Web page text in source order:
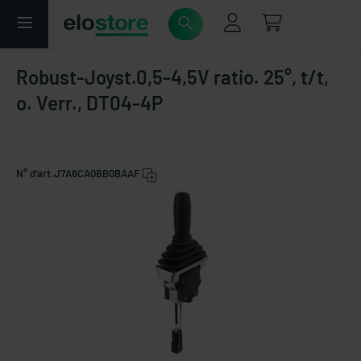
Robust-Joyst.0,5-4,5V ratio. 25°, t/t,
o. Verr., DT04-4P
N° d'art. J7A6CA0BB0BAAF